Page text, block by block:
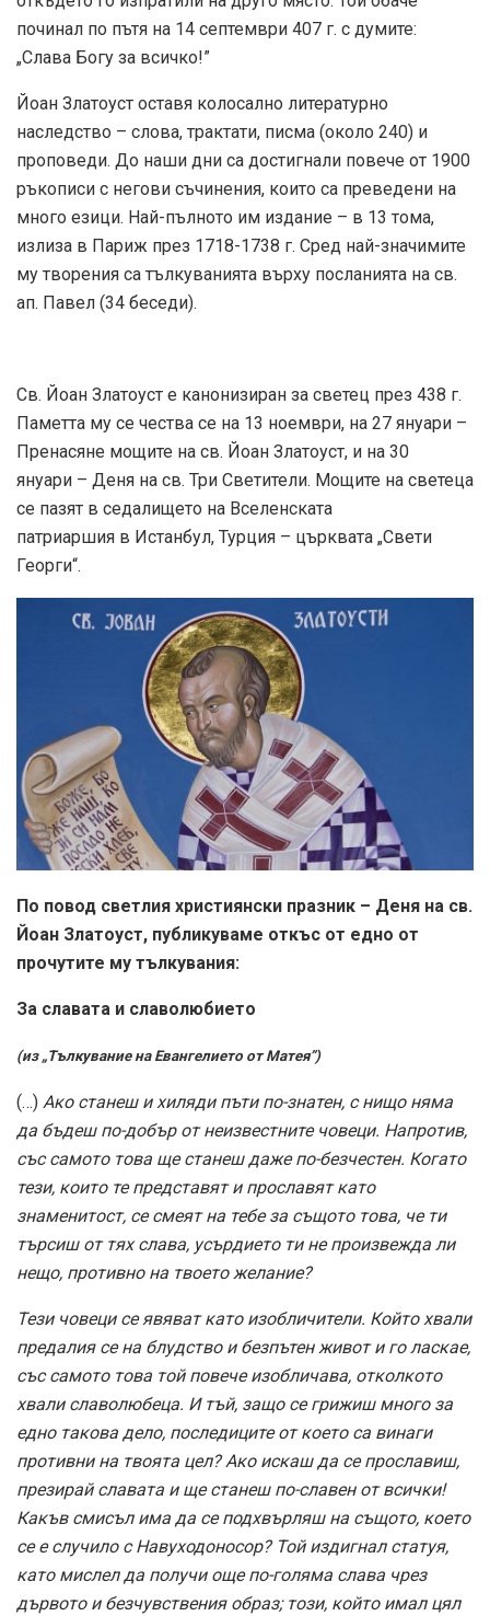
починал по пътя на 14 септември 407 г. с думите:
„Слава Богу за всичко!”
Йоан Златоуст оставя колосално литературно
наследство – слова, трактати, писма (около 240) и
проповеди. До наши дни са достигнали повече от 1900
ръкописи с негови съчинения, които са преведени на
много езици. Най-пълното им издание – в 13 тома,
излиза в Париж през 1718-1738 г. Сред най-значимите
му творения са тълкуванията върху посланията на св.
ап. Павел (34 беседи).
Св. Йоан Златоуст е канонизиран за светец през 438 г.
Паметта му се чества се на 13 ноември, на 27 януари –
Пренасяне мощите на св. Йоан Златоуст, и на 30
януари – Деня на св. Три Светители. Мощите на светеца
се пазят в седалището на Вселенската
патриаршия в Истанбул, Турция – църквата „Свети
Георги“.
По повод светлия християнски празник – Деня на св.
Йоан Златоуст, публикуваме откъс от едно от
прочутите му тълкувания:
За славата и славолюбието
(из „Тълкувание на Евангелието от Матея”)
(…) Ако станеш и хиляди пъти по-знатен, с нищо няма
да бъдеш по-добър от неизвестните човеци. Напротив,
със самото това ще станеш даже по-безчестен. Когато
тези, които те представят и прославят като
знаменитост, се смеят на тебе за същото това, че ти
търсиш от тях слава, усърдието ти не произвежда ли
нещо, противно на твоето желание?
Тези човеци се явяват като изобличители. Който хвали
предалия се на блудство и безпътен живот и го ласкае,
със самото това той повече изобличава, отколкото
хвали славолюбеца. И тъй, защо се грижиш много за
едно такова дело, последиците от което са винаги
противни на твоята цел? Ако искаш да се прославиш,
презирай славата и ще станеш по-славен от всички!
Какъв смисъл има да се подхвърляш на същото, което
се е случило с Навуходоносор? Той издигнал статуя,
като мислел да получи още по-голяма слава чрез
дървото и безчувствения образ; този, който имал цял